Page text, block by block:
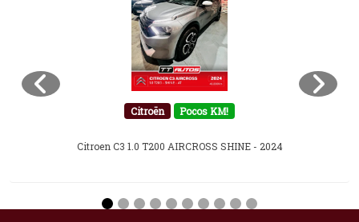
Citroën Pocos KM!
Citroen C3 1.0 T200 AIRCROSS SHINE - 2024